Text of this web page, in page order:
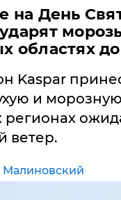
на День
областях до
Kaspar
и
регионах
ветер.